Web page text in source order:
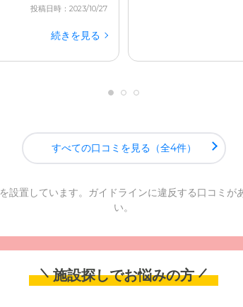
投稿日時：2023/10/27
続きを見る
すべての口コミを見る（全4件）
を設置しています。ガイドラインに違反する口コミ
い。
施設探しでお悩みの方